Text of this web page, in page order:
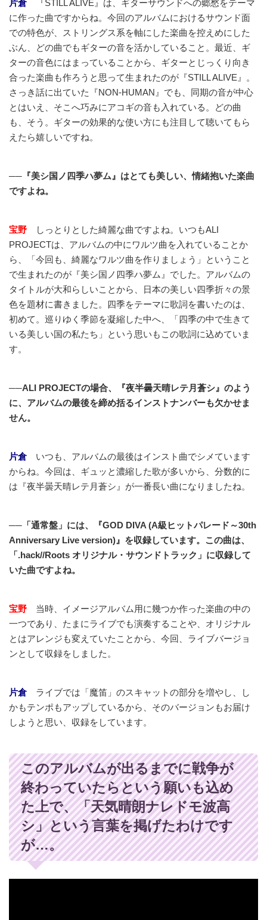
片倉『STILL ALIVE』は、ギターサウンドへの郷愁をテーマ
に作った曲ですからね。今回のアルバムにおけるサウンド面
での特色が、ストリングス系を軸にした楽曲を控えめにした
ぶん、どの曲でもギターの音を活かしていること。最近、ギ
ターの音色にはまっていることから、ギターとじっくり向き
合った楽曲も作ろうと思って生まれたのが『STILL ALIVE』。
さっき話に出ていた『NON-HUMAN』でも、同期の音が中心
とはいえ、そこへ巧みにアコギの音も入れている。どの曲
も、そう。ギターの効果的な使い方にも注目して聴いてもら
えたら嬉しいですね。
──『美シ国ノ四季ハ夢ム』はとても美しい、情緒抱いた楽曲
ですよね。
宝野 しっとりとした綺麗な曲ですよね。いつもALI
PROJECTは、アルバムの中にワルツ曲を入れていることか
ら、「今回も、綺麗なワルツ曲を作りましょう」ということ
で生まれたのが『美シ国ノ四季ハ夢ム』でした。アルバムの
タイトルが大和らしいことから、日本の美しい四季折々の景
色を題材に書きました。四季をテーマに歌詞を書いたのは、
初めて。巡りゆく季節を凝縮した中へ、「四季の中で生きて
いる美しい国の私たち」という思いもこの歌詞に込めていま
す。
──ALI PROJECTの場合、『夜半曇天晴レテ月蒼シ』のよう
に、アルバムの最後を締め括るインストナンバーも欠かせま
せん。
片倉いつも、アルバムの最後はインスト曲でシメています
からね。今回は、ギュッと濃縮した歌が多いから、分数的に
は『夜半曇天晴レテ月蒼シ』が一番長い曲になりましたね。
──「通常盤」には、『GOD DIVA (A級ヒットパレード～30th
Anniversary Live version)』を収録しています。この曲は、
「.hack//Roots オリジナル・サウンドトラック」に収録して
いた曲ですよね。
宝野 当時、イメージアルバム用に幾つか作った楽曲の中の
一つであり、たまにライブでも演奏することや、オリジナル
とはアレンジも変えていたことから、今回、ライブバージョ
ンとして収録をしました。
片倉ライブでは「魔笛」のスキャットの部分を増やし、し
かもテンポもアップしているから、そのバージョンもお届け
しようと思い、収録をしています。
このアルバムが出るまでに戦争が
終わっていたらという願いも込め
た上で、「天気晴朗ナレドモ波高
シ」という言葉を掲げたわけです
が…。